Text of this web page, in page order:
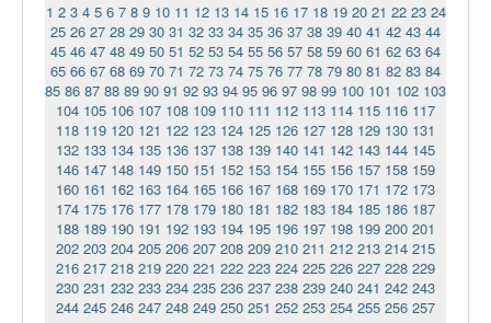
1 2 3 4 5 6 7 8 9 10 11 12 13 14 15 16 17 18 19 20 21 22 23 24
25 26 27 28 29 30 31 32 33 34 35 36 37 38 39 40 41 42 43 44
45 46 47 48 49 50 51 52 53 54 55 56 57 58 59 60 61 62 63 64
65 66 67 68 69 70 71 72 73 74 75 76 77 78 79 80 81 82 83 84
85 86 87 88 89 90 91 92 93 94 95 96 97 98 99 100 101 102 103
104 105 106 107 108 109 110 111 112 113 114 115 116 117
118 119 120 121 122 123 124 125 126 127 128 129 130 131
132 133 134 135 136 137 138 139 140 141 142 143 144 145
146 147 148 149 150 151 152 153 154 155 156 157 158 159
160 161 162 163 164 165 166 167 168 169 170 171 172 173
174 175 176 177 178 179 180 181 182 183 184 185 186 187
188 189 190 191 192 193 194 195 196 197 198 199 200 201
202 203 204 205 206 207 208 209 210 211 212 213 214 215
216 217 218 219 220 221 222 223 224 225 226 227 228 229
230 231 232 233 234 235 236 237 238 239 240 241 242 243
244 245 246 247 248 249 250 251 252 253 254 255 256 257